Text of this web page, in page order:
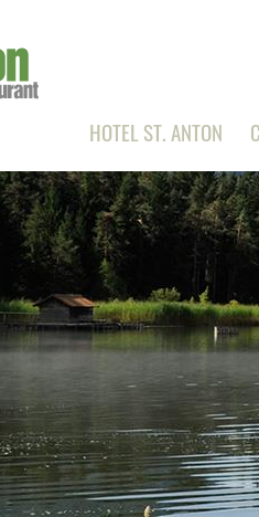
HOTEL ST. ANTON